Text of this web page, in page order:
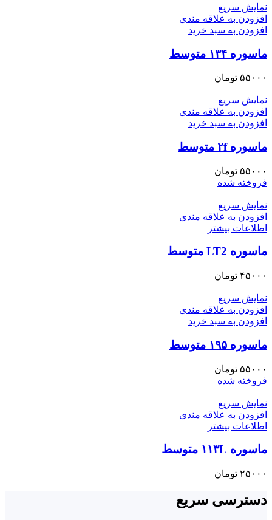
نمایش سریع
افزودن به علاقه مندی
افزودن به سبد خرید
ماسوره ۱۳۴ متوسط
۵۵۰۰۰ تومان
نمایش سریع
افزودن به علاقه مندی
افزودن به سبد خرید
ماسوره ۲f متوسط
۵۵۰۰۰ تومان
فروخته شده
نمایش سریع
افزودن به علاقه مندی
اطلاعات بیشتر
ماسوره LT2 متوسط
۴۵۰۰۰ تومان
نمایش سریع
افزودن به علاقه مندی
افزودن به سبد خرید
ماسوره ۱۹۵ متوسط
۵۵۰۰۰ تومان
فروخته شده
نمایش سریع
افزودن به علاقه مندی
اطلاعات بیشتر
ماسوره ۱۱۳L متوسط
۲۵۰۰۰ تومان
دسترسی سریع